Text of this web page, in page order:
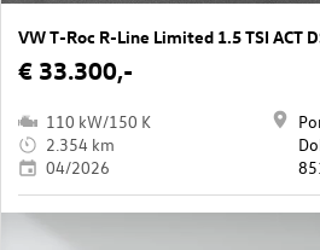
VW T-Roc R-Line Limited 1.5 TSI ACT
€ 33.300,-
110 kW/150 K
2.354 km
04/2026